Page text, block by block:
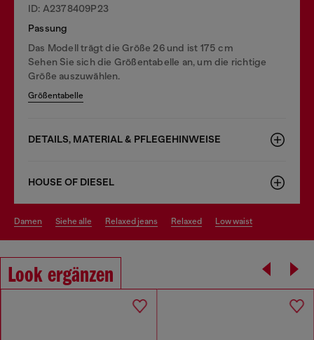
ID: A2378409P23
Passung
Das Modell trägt die Größe 26 und ist 175 cm
Sehen Sie sich die Größentabelle an, um die richtige
Größe auszuwählen.
Größentabelle
DETAILS, MATERIAL & PFLEGEHINWEISE
HOUSE OF DIESEL
damen siehe alle relaxed jeans relaxed low waist
Look ergänzen